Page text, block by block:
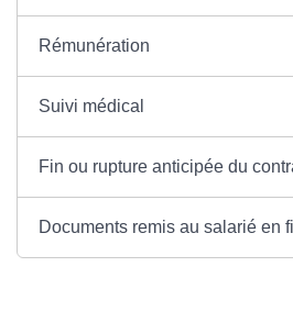
Rémunération
Suivi médical
Fin ou rupture anticipée du
Documents remis au salarié en